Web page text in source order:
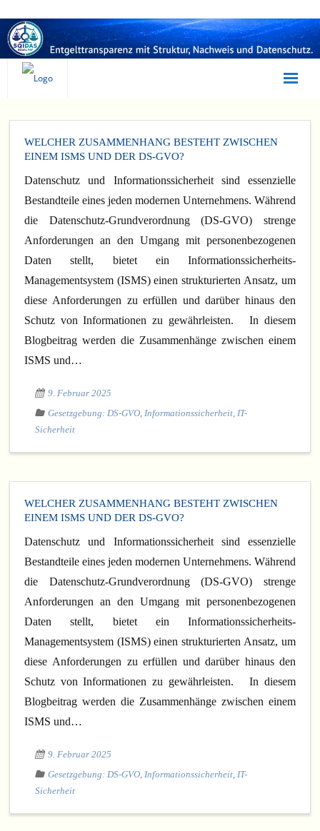
Selbsttest
Irrtümer
Umsetzung
SQIDAS
Blog
DS-GVO
WELCHER ZUSAMMENHANG BESTEHT ZWISCHEN
EINEM ISMS UND DER DS-GVO?
Datenschutz und Informationssicherheit sind essenzielle
Bestandteile eines jeden modernen Unternehmens. Während
die Datenschutz-Grundverordnung (DS-GVO) strenge
Anforderungen an den Umgang mit personenbezogenen
Daten stellt, bietet ein Informationssicherheits-
Managementsystem (ISMS) einen strukturierten Ansatz, um
diese Anforderungen zu erfüllen und darüber hinaus den
Schutz von Informationen zu gewährleisten. In diesem
Blogbeitrag werden die Zusammenhänge zwischen einem
ISMS und…
9. Februar 2025
Gesetzgebung: DS-GVO Informationssicherheit IT-
Sicherheit
WELCHER ZUSAMMENHANG BESTEHT ZWISCHEN
EINEM ISMS UND DER DS-GVO?
Datenschutz und Informationssicherheit sind essenzielle
Bestandteile eines jeden modernen Unternehmens. Während
die Datenschutz-Grundverordnung (DS-GVO) strenge
Anforderungen an den Umgang mit personenbezogenen
Daten stellt, bietet ein Informationssicherheits-
Managementsystem (ISMS) einen strukturierten Ansatz, um
diese Anforderungen zu erfüllen und darüber hinaus den
Schutz von Informationen zu gewährleisten. In diesem
Blogbeitrag werden die Zusammenhänge zwischen einem
ISMS und…
9. Februar 2025
Gesetzgebung: DS-GVO Informationssicherheit IT-
Sicherheit